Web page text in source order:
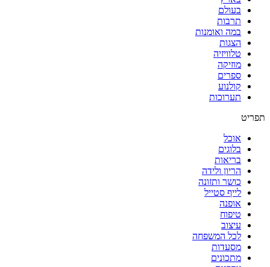
בעולם
תרבות
במה ואומנות
הצגות
טלוויזיה
מוזיקה
ספרים
קולנוע
תערוכות
תפריט
אוכל
בלוגים
בריאות
הריון ולידה
כושר ותזונה
לייף סטייל
אופנה
טיפוח
עיצוב
לכל המשפחה
מסעדות
מתכונים